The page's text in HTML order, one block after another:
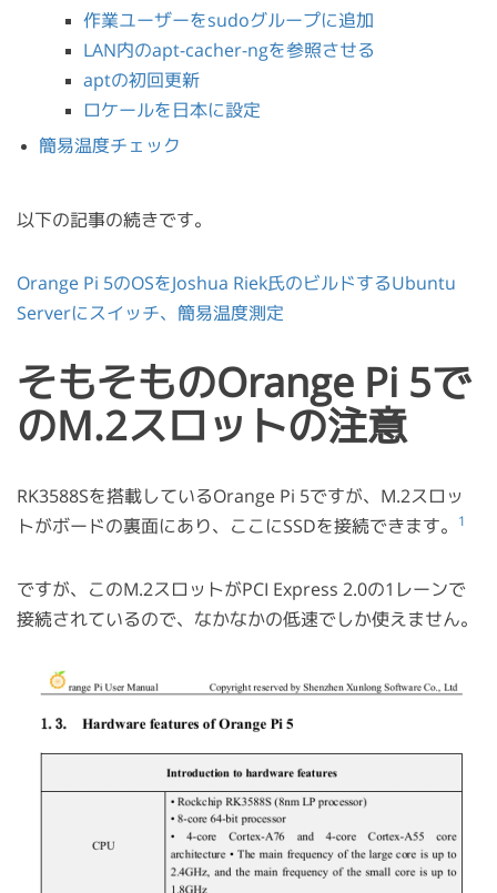
作業ユーザーをsudoグループに追加
LAN内のapt-cacher-ngを参照させる
aptの初回更新
ロケールを日本に設定
簡易温度チェック
以下の記事の続きです。
Orange Pi 5のOSをJoshua Riek氏のビルドするUbuntu
Serverにスイッチ、簡易温度測定
そもそものOrange Pi 5で
のM.2スロットの注意
RK3588Sを搭載しているOrange Pi 5ですが、M.2スロッ
トがボードの裏面にあり、ここにSSDを接続できます。
1
ですが、このM.2スロットがPCI Express 2.0の1レーンで
接続されているので、なかなかの低速でしか使えません。